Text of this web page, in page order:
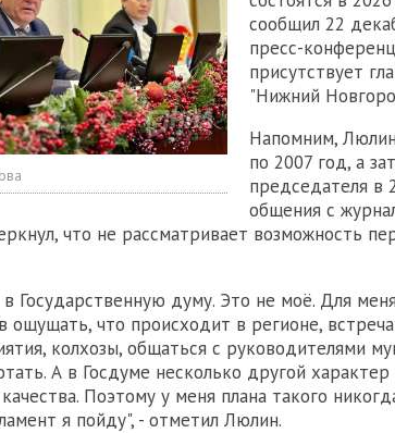
сообщил 22
пресс-
присутствует
"Нижний
Напомним,
по 2007 год, а
председателя в
общения с
что не рассматривает возможность
Государственную думу. Это не моё. Для
ощущать, что происходит в регионе,
колхозы, общаться с руководителями
А в Госдуме несколько другой
Поэтому у меня плана такого
я пойду", - отметил Люлин.